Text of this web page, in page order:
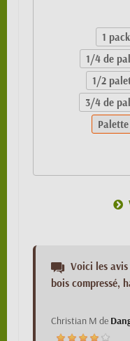
1
1/4 de
1/2
3/4 de
Voici les
bois compressé,
Christian M de